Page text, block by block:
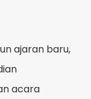
ajaran baru,
acara